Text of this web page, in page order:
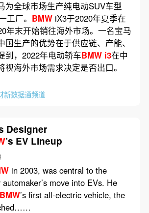
为全球市场生产纯电动SUV车型
工厂。 BMWiX3于2020年夏季在
年末开始销往海外市场。一名宝马
国生产的优势在于供应链、产能、
到，2022年电动轿车BMW i3在中
视海外市场需求决定是否出口。
新数据通频道
Designer
’s EV Lineup
in 2003, was central to the
move into EVs. He
BMW’s first all-electric vehicle, the